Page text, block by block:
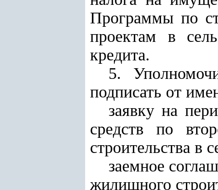
Программы по
проектам в
кредита.
5.
подписать от
заявку на
средств по
строительства в
заемное
жилищного